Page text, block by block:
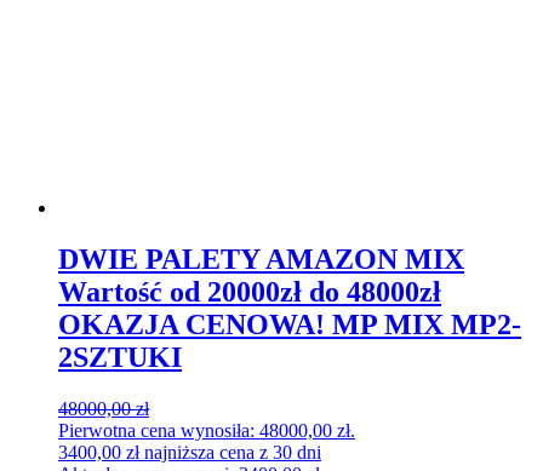
DWIE PALETY AMAZON MIX
Wartość od 20000zł do 48000zł
OKAZJA CENOWA! MP MIX MP2-
2SZTUKI
48000,00zł
Pierwotna cena wynosiła: 48000,00 zł.
3400,00 złnajniższa cena z 30 dni